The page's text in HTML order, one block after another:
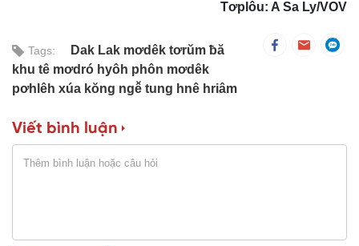
Tơplôu: A Sa Ly/VOV
Tags:
Dak Lak mơdêk tơrŭm ƀă
khu tê mơdró hyôh phôn mơdêk
pơhlêh xúa kŏng ngê̆ tung hnê hriâm
Viết bình luận